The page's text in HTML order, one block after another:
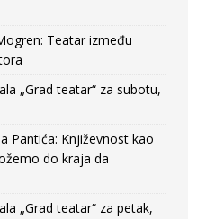
Teatar između
„Grad teatar“ za subotu,
Pantića: Književnost kao
do kraja da
„Grad teatar“ za petak,